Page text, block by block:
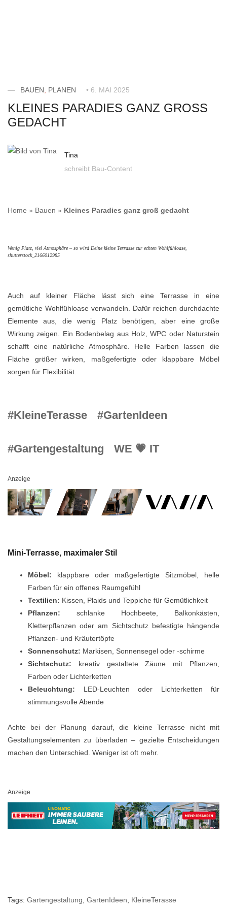
BAUEN PLANEN • 6. MAI 2025
KLEINES PARADIES GANZ GROSS G
EDACHT
Tina
schreibt Bau-Content
Home » Bauen » Kleines Paradies ganz groß gedacht
Wenig Platz, viel Atmosphäre – so wird Deine kleine Terrasse zur echten Wohlfühloase,
shutterstock_2166012985
Auch auf kleiner Fläche lässt sich eine Terrasse in eine
gemütliche Wohlfühloase verwandeln. Dafür reichen durchdachte
Elemente aus, die wenig Platz benötigen, aber eine große
Wirkung zeigen. Ein Bodenbelag aus Holz, WPC oder Naturstein
schafft eine natürliche Atmosphäre. Helle Farben lassen die
Fläche größer wirken, maßgefertigte oder klappbare Möbel
sorgen für Flexibilität.
#KleineTerasse #GartenIdeen
#Gartengestaltung WE 💗 IT
Anzeige
Mini-Terrasse, maximaler Stil
Möbel: klappbare oder maßgefertigte Sitzmöbel, helle
Farben für ein offenes Raumgefühl
Textilien: Kissen, Plaids und Teppiche für Gemütlichkeit
Pflanzen: schlanke Hochbeete, Balkonkästen,
Kletterpflanzen oder am Sichtschutz befestigte hängende
Pflanzen- und Kräutertöpfe
Sonnenschutz: Markisen, Sonnensegel oder -schirme
Sichtschutz: kreativ gestaltete Zäune mit Pflanzen,
Farben oder Lichterketten
Beleuchtung: LED-Leuchten oder Lichterketten für
stimmungsvolle Abende
Achte bei der Planung darauf, die kleine Terrasse nicht mit
Gestaltungselementen zu überladen – gezielte Entscheidungen
machen den Unterschied. Weniger ist oft mehr.
Anzeige
Tags: Gartengestaltung GartenIdeen KleineTerasse